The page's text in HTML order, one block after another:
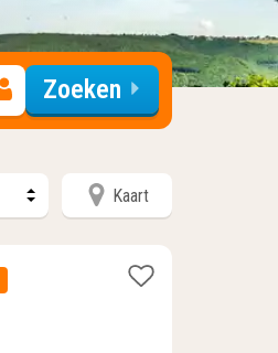
Zoeken
Kaart